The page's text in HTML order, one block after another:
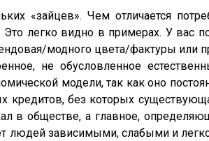
«зайцев». Чем отличается
легко видно в примерах. У вас
модного цвета/фактуры или
не обусловленное
модели, так как оно
кредитов, без которых
в обществе, а главное,
людей зависимыми, слабыми и